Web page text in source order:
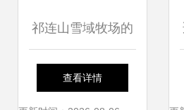
祁连山雪域牧场的
馈赠 阿勒雪牧纯牛
查看详情